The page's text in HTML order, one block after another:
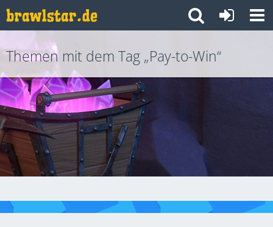
Themen mit dem Tag „Pay-to-Win“